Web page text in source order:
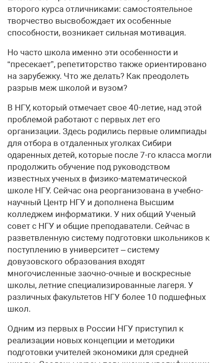
второго курса отличниками: самостоятельное
творчество высвобождает их особенные
способности, возникает сильная мотивация.
Но часто школа именно эти особенности и
“пресекает”, репетиторство также ориентировано
на зарубежку. Что же делать? Как преодолеть
разрыв меж школой и вузом?
В НГУ, который отмечает свое 40-летие, над этой
проблемой работают с первых лет его
организации. Здесь родились первые олимпиады
для отбора в отдаленных уголках Сибири
одаренных детей, которые после 7-го класса могли
продолжить обучение под руководством
известных ученых в физико-математической
школе НГУ. Сейчас она реорганизована в учебно-
научный Центр НГУ и дополнена Высшим
колледжем информатики. У них общий Ученый
совет с НГУ и общие преподаватели. Сейчас в
разветвленную систему подготовки школьников к
поступлению в университет – систему
довузовского образования входят
многочисленные заочно-очные и воскресные
школы, летние специализированные лагеря. У
различных факультетов НГУ более 10 подшефных
школ.
Одним из первых в России НГУ приступил к
реализации новых концепции и методики
подготовки учителей экономики для средней